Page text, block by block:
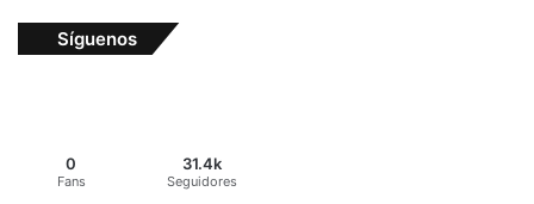
Síguenos
0
Fans
31.4k
Seguidores